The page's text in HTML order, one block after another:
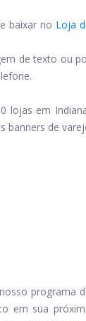
baixar no Loja
de texto ou
lojas em
banners de
programa
em sua